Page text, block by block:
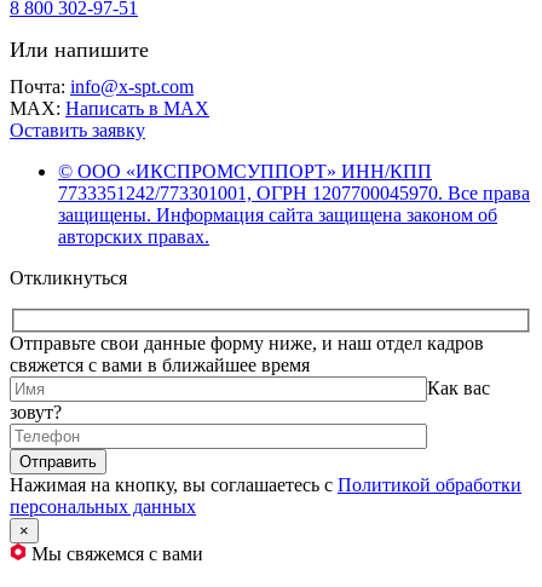
8 800 302-97-51
Или напишите
Почта: info@x-spt.com
MAX: Написать в MAX
Оставить заявку
© ООО «ИКСПРОМСУППОРТ» ИНН/КПП
7733351242/773301001, ОГРН 1207700045970. Все права
защищены. Информация сайта защищена законом об
авторских правах.
Откликнуться
Отправьте свои данные форму ниже, и наш отдел кадров
свяжется с вами в ближайшее время
Как вас
зовут?
Нажимая на кнопку, вы соглашаетесь с Политикой обработки
персональных данных
×
Мы свяжемся с вами